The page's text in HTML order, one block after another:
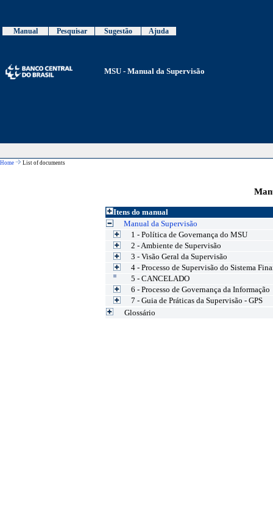
MSU - Manual da Supervisão
Manual Pesquisar Sugestão Ajuda
Home List of documents
Itens do manual
Manual da Supervisão
1 - Política de Governança do MSU
2 - Ambiente de Supervisão
3 - Visão Geral da Supervisão
4 - Processo de Supervisão do Sistema
5 - CANCELADO
6 - Processo de Governança da Informação
7 - Guia de Práticas da Supervisão - GPS
Glossário